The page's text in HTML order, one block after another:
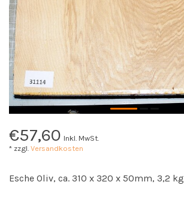
€57,60 Inkl. MwSt.
* zzgl. Versandkosten
Esche Oliv, ca. 310 x 320 x 50mm, 3,2 kg